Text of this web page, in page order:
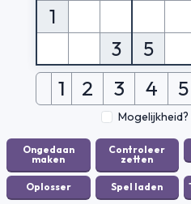
1
3
5
1 2 3 4 5
Mogelijkheid?